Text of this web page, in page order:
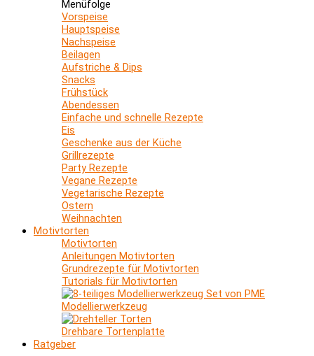
Menüfolge
Vorspeise
Hauptspeise
Nachspeise
Beilagen
Aufstriche & Dips
Snacks
Frühstück
Abendessen
Einfache und schnelle Rezepte
Eis
Geschenke aus der Küche
Grillrezepte
Party Rezepte
Vegane Rezepte
Vegetarische Rezepte
Ostern
Weihnachten
Motivtorten
Motivtorten
Anleitungen Motivtorten
Grundrezepte für Motivtorten
Tutorials für Motivtorten
Modellierwerkzeug
Drehbare Tortenplatte
Ratgeber